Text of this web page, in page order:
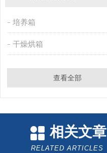
培养箱
干燥烘箱
查看全部
相关文章
RELATED ARTICLES